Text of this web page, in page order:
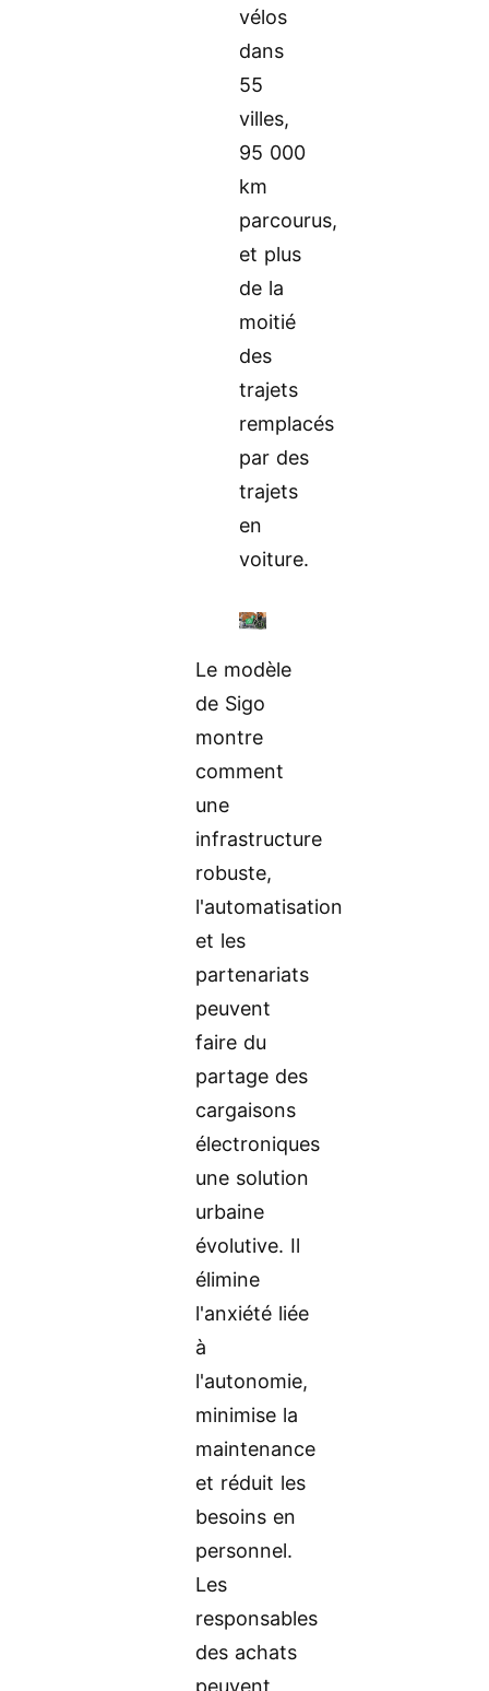
vélos
dans
55
villes,
95 000
km
parcourus,
et plus
de la
moitié
des
trajets
remplacés
par des
trajets
en
voiture.
Le modèle
de Sigo
montre
comment
une
infrastructure
robuste,
l'automatisation
et les
partenariats
peuvent
faire du
partage des
cargaisons
électroniques
une solution
urbaine
évolutive. Il
élimine
l'anxiété liée
à
l'autonomie,
minimise la
maintenance
et réduit les
besoins en
personnel.
Les
responsables
des achats